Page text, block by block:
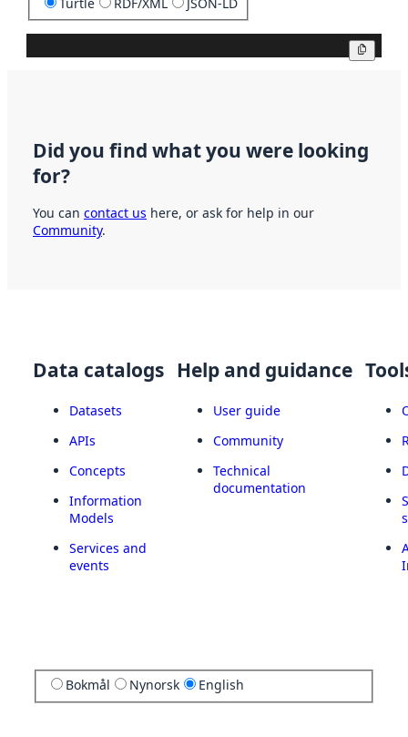
Did you find what you were looking
for?
You can contact us here, or ask for help in our
Community.
Data catalogs
Datasets
APIs
Concepts
Information
Models
Services and
events
Help and guidance
User guide
Community
Technical
documentation
Bokmål Nynorsk English